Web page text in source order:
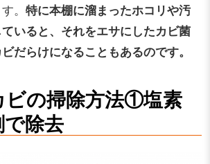
。 特に本棚に溜まったホコリや汚
いると、それをエサにしたカビ菌
だらけになることもあるのです。
ビの掃除方法①塩素
除去